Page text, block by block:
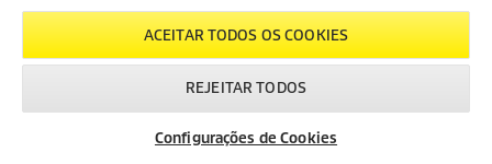
ACEITAR TODOS OS COOKIES
REJEITAR TODOS
Configurações de Cookies